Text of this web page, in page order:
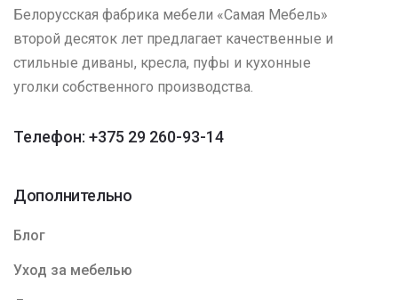
Белорусская фабрика мебели «Самая Мебель»
второй десяток лет предлагает качественные и
стильные диваны, кресла, пуфы и кухонные
уголки собственного производства.
Телефон: +375 29 260-93-14
Дополнительно
Блог
Уход за мебелью